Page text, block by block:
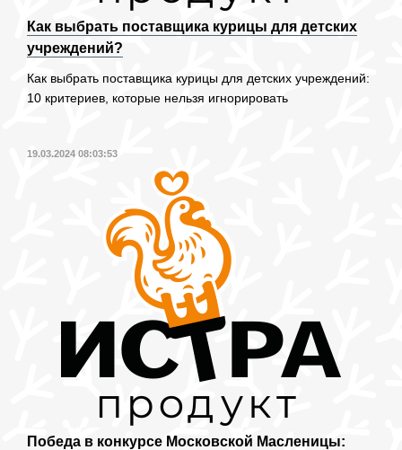
Как выбрать поставщика курицы для детских
учреждений?
Как выбрать поставщика курицы для детских учреждений:
10 критериев, которые нельзя игнорировать
19.03.2024 08:03:53
Победа в конкурсе Московской Масленицы: